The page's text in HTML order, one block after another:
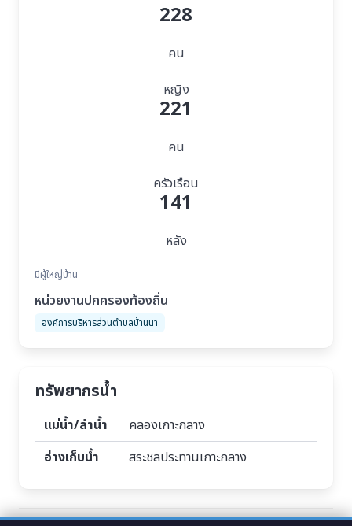
228
คน
หญิง
221
คน
ครัวเรือน
141
หลัง
มีผู้ใหญ่บ้าน
หน่วยงานปกครองท้องถิ่น
องค์การบริหารส่วนตำบลบ้านนา
ทรัพยากรน้ำ
แม่น้ำ/ลำน้ำ
คลองเกาะกลาง
อ่างเก็บน้ำ
สระชลประทานเกาะกลาง